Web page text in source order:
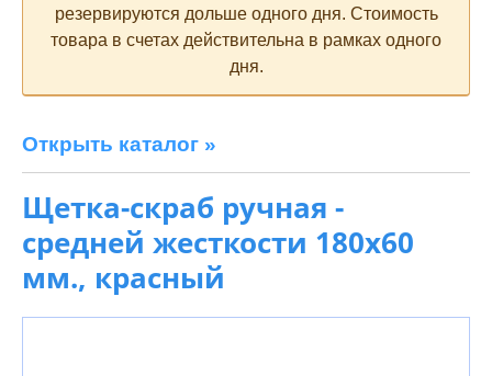
резервируются дольше одного дня. Стоимость
товара в счетах действительна в рамках одного
дня.
Открыть каталог »
Щетка-скраб ручная -
средней жесткости 180х60
мм., красный